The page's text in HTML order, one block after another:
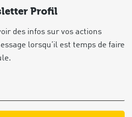
Profil
des infos sur vos actions
lorsqu’il est temps de faire